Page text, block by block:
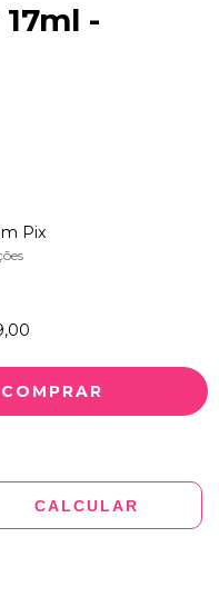
-
Pix
CALCULAR